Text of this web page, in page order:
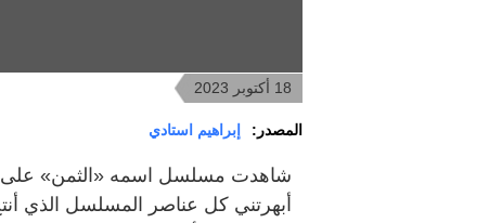
18 أكتوبر 2023
المصدر: إبراهيم استادي
شاهدت مسلسل اسمه «الثمن» على